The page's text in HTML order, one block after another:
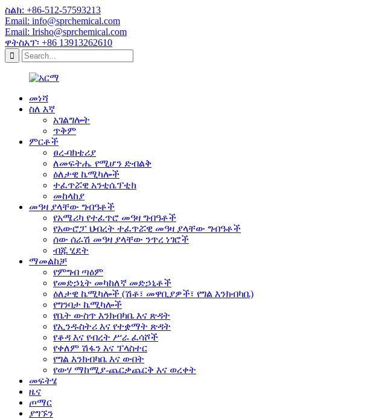
ስልክ: +86-512-57593213
Email: info@sprchemical.com
Email: Irisho@sprchemical.com
ዋትስአፕ፡ +86 13913262610
መነሻ
ስለ እኛ
አገልግሎት
ጥቅም
ምርቶች
ፀረ-ባክቴሪያ
ለመፍትሔ የሚሆን ድብልቅ
ዕለታዊ ኬሚካሎች
ተፈጥሯዊ አንቲሴፕቲክ
መከላከያ
መዓዛ ያላቸው ግብዓቶች
የአሜሪካ የተፈጥሮ መዓዛ ግብዓቶች
የአውሮፓ ህብረት ተፈጥሯዊ መዓዛ ያላቸው ግብዓቶች
ሰው ሰራሽ መዓዛ ያላቸው ንጥረ ነገሮች
ብጁ ሂደት
ማመልከቻ
የምግብ ጣዕም
የመድኃኒት መካከለኛ መድኃኒቶች
ዕለታዊ ኬሚካሎች (ሽቶ፣ መዋቢያዎች፣ የግል እንክብካቤ)
የግንባታ ኬሚካሎች
የቤት ውስጥ እንክብካቤ እና ጽዳት
የኢንዱስትሪ እና የተቋማት ጽዳት
የቆዳ እና የብረት ሥራ ፈሳሾች
የቀለም ሽፋን እና ፕላስተር
የግል እንክብካቤ እና ውበት
የውሃ ማከሚያ-ጨርቃጨርቅ እና ወረቀት
መፍትሄ
ዜና
ጦማር
ያግኙን